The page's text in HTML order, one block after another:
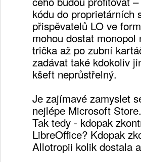
kódu do proprietárních
přispěvatelů LO ve
mohou dostat
trička až po zubní
zadávat také kdokoliv
kšeft neprůstřelný.
Je zajímavé zamyslet
nejlépe Microsoft Store.
Tak tedy - kdopak
LibreOffice? Kdopak
Allotropii kolik dostala